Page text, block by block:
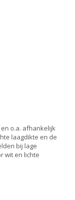
o.a. afhankelijk
laagdikte en de
bij lage
wit en lichte